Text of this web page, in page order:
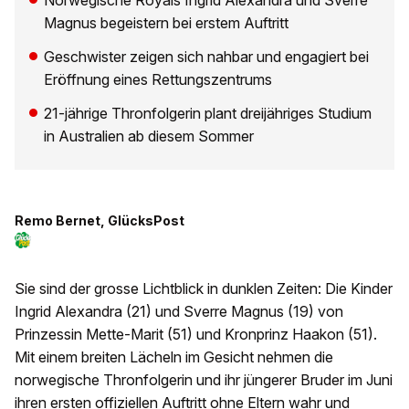
Magnus begeistern bei erstem Auftritt
Geschwister zeigen sich nahbar und engagiert bei
Eröffnung eines Rettungszentrums
21-jährige Thronfolgerin plant dreijähriges Studium
in Australien ab diesem Sommer
Remo Bernet, GlücksPost
Sie sind der grosse Lichtblick in dunklen Zeiten: Die Kinder
Ingrid Alexandra (21) und Sverre Magnus (19) von
Prinzessin Mette-Marit (51) und Kronprinz Haakon (51).
Mit einem breiten Lächeln im Gesicht nehmen die
norwegische Thronfolgerin und ihr jüngerer Bruder im Juni
ihren ersten offiziellen Auftritt ohne Eltern wahr und